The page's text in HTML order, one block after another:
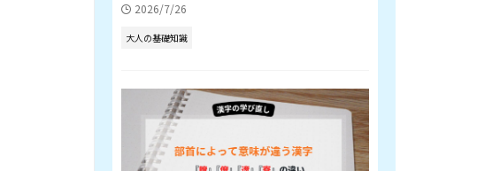
2026/7/26
大人の基礎知識